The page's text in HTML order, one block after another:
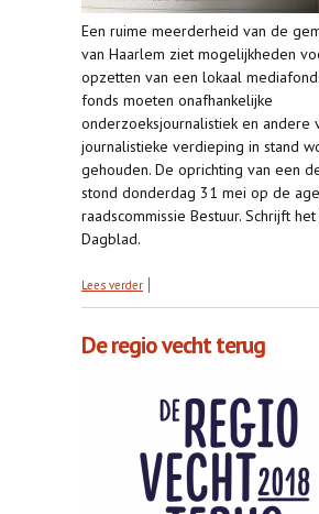
Een ruime meerderheid van de
van Haarlem ziet mogelijkheden
opzetten van een lokaal
fonds moeten onafhankelijke
onderzoeksjournalistiek en andere
journalistieke verdieping in stand
gehouden. De oprichting van een
stond donderdag 31 mei op de
raadscommissie Bestuur. Schrijft
Dagblad.
Lees verder over Brede steun in
De regio vecht terug